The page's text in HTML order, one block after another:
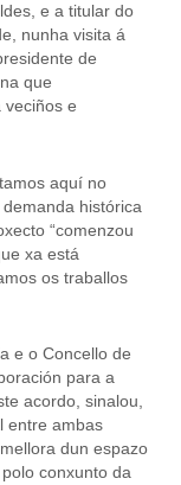
e a titular do
nunha visita á
de
que
veciños e
aquí no
histórica
“comenzou
xa está
os traballos
e o Concello de
para a
acordo, sinalou,
entre ambas
dun espazo
conxunto da